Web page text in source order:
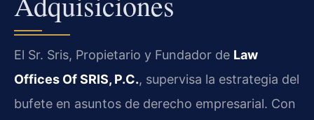
El Sr. Sris, Propietario y Fundador de Law
Offices Of SRIS, P.C., supervisa la estrategia del
bufete en asuntos de derecho empresarial. Con